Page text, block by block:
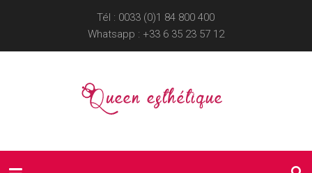
Tél : 0033 (0)1 84 800 400
Whatsapp : +33 6 35 23 57 12